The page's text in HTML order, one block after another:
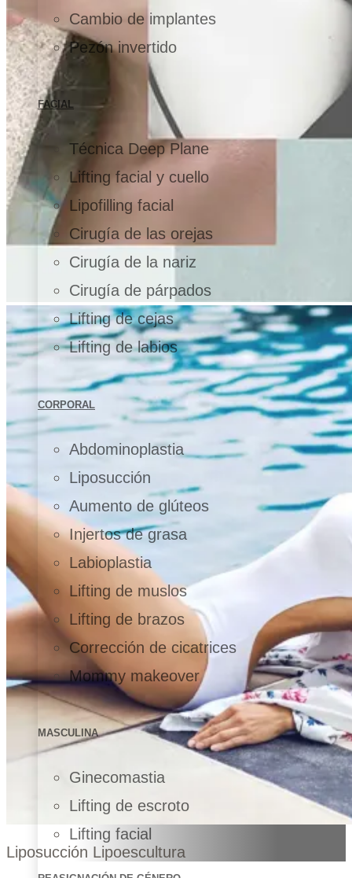
Cambio de implantes
Pezón invertido
FACIAL
Técnica Deep Plane
Lifting facial y cuello
Lipofilling facial
Cirugía de las orejas
Cirugía de la nariz
Cirugía de párpados
Lifting de cejas
Lifting de labios
CORPORAL
Abdominoplastia
Liposucción
Aumento de glúteos
Injertos de grasa
Labioplastia
Lifting de muslos
Lifting de brazos
Corrección de cicatrices
Mommy makeover
MASCULINA
Ginecomastia
Lifting de escroto
Lifting facial
Liposucción Lipoescultura